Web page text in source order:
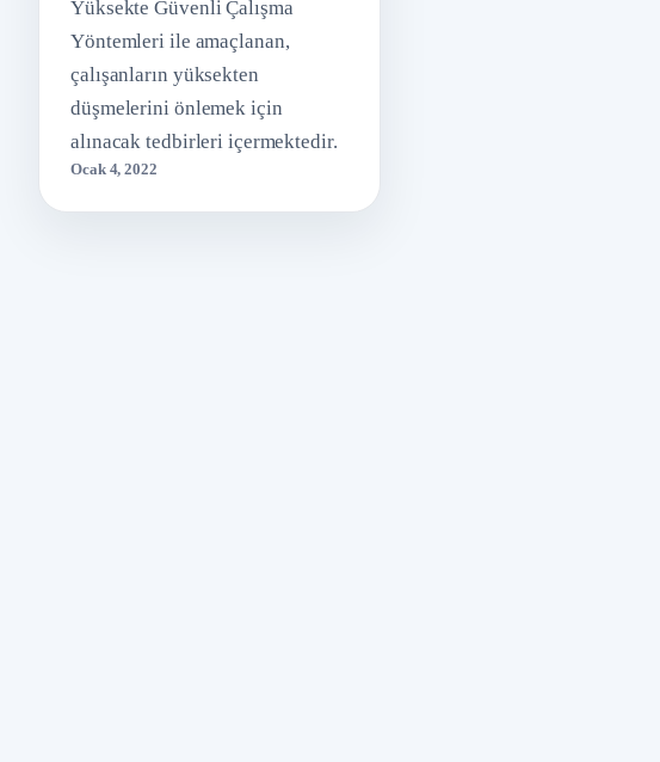
Yüksekte Güvenli Çalışma
Yöntemleri ile amaçlanan,
çalışanların yüksekten
düşmelerini önlemek için
alınacak tedbirleri içermektedir.
Ocak 4, 2022